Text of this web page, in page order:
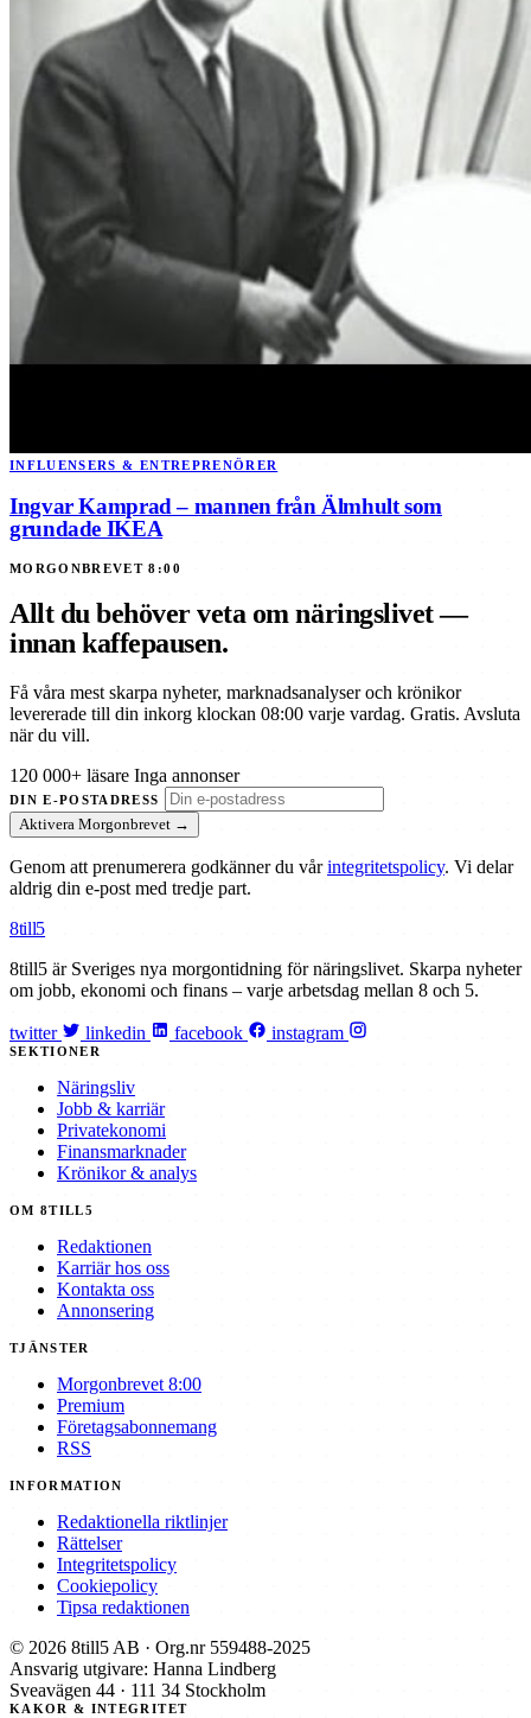
INFLUENSERS & ENTREPRENÖRER
Ingvar Kamprad – mannen från Älmhult som
grundade IKEA
MORGONBREVET 8:00
Allt du behöver veta om näringslivet —
innan kaffepausen.
Få våra mest skarpa nyheter, marknadsanalyser och krönikor
levererade till din inkorg klockan 08:00 varje vardag. Gratis. Avsluta
när du vill.
120 000+ läsare Inga annonser
DIN E-POSTADRESS
Aktivera Morgonbrevet →
Genom att prenumerera godkänner du vårintegritetspolicy. Vi delar
aldrig din e-post med tredje part.
8till5
8till5 är Sveriges nya morgontidning för näringslivet. Skarpa nyheter
om jobb, ekonomi och finans – varje arbetsdag mellan 8 och 5.
twitter linkedin facebook instagram
SEKTIONER
Näringsliv
Jobb & karriär
Privatekonomi
Finansmarknader
Krönikor & analys
OM 8TILL5
Redaktionen
Karriär hos oss
Kontakta oss
Annonsering
TJÄNSTER
Morgonbrevet 8:00
Premium
Företagsabonnemang
RSS
INFORMATION
Redaktionella riktlinjer
Rättelser
Integritetspolicy
Cookiepolicy
Tipsa redaktionen
© 2026 8till5 AB · Org.nr 559488-2025
Ansvarig utgivare: Hanna Lindberg
Sveavägen 44 · 111 34 Stockholm
KAKOR & INTEGRITET